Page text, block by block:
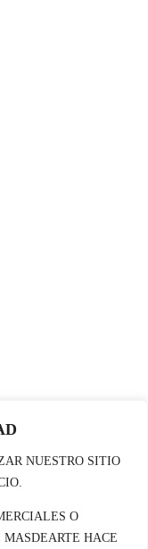
NUESTRO SITIO
O
HACE
museos y artistas